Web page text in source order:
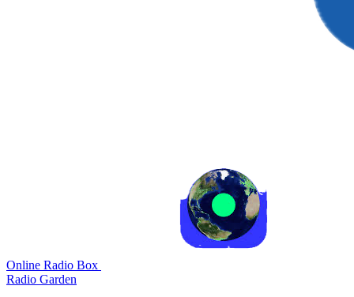
Online Radio Box
Radio Garden